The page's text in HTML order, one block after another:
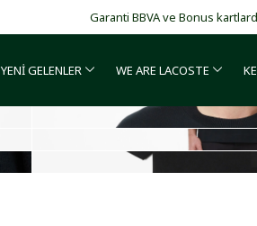
Garanti BBVA ve Bonus
YENİ GELENLER WE ARE LACOSTE